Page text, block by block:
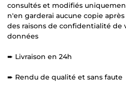
consultés et modifiés
n'en garderai aucune copie
des raisons de confidentialité de
données
➨ Livraison en 24h
➨ Rendu de qualité et sans faute